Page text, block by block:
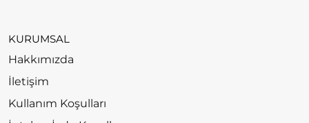
KURUMSAL
Hakkımızda
İletişim
Kullanım Koşulları